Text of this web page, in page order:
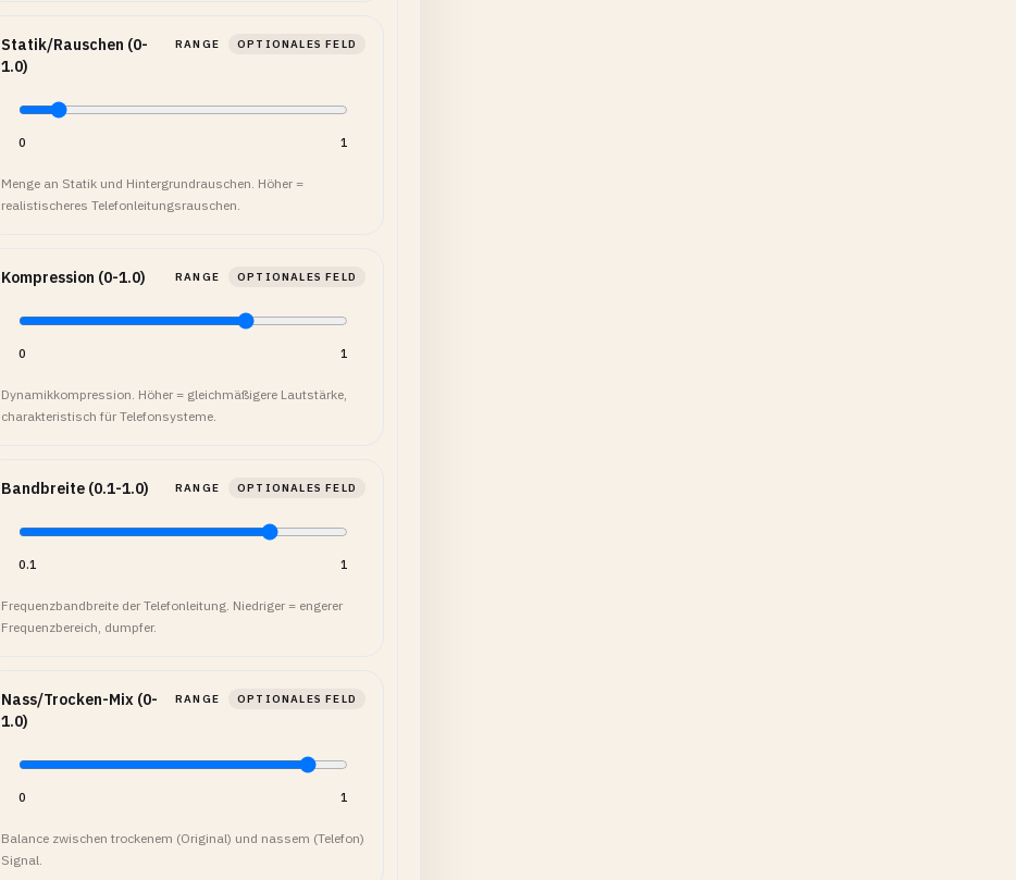
Statik/Rauschen (0-
1.0)
RANGE OPTIONALES FELD
0 1
Menge an Statik und Hintergrundrauschen. Höher =
realistischeres Telefonleitungsrauschen.
Kompression (0-1.0) RANGE OPTIONALES FELD
0 1
Dynamikkompression. Höher = gleichmäßigere Lautstärke,
charakteristisch für Telefonsysteme.
Bandbreite (0.1-1.0) RANGE OPTIONALES FELD
0.1 1
Frequenzbandbreite der Telefonleitung. Niedriger = engerer
Frequenzbereich, dumpfer.
Nass/Trocken-Mix (0-
1.0)
RANGE OPTIONALES FELD
0 1
Balance zwischen trockenem (Original) und nassem (Telefon)
Signal.